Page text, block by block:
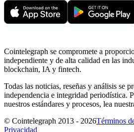
Cointelegraph se compromete a
independiente y de alta calidad en las
blockchain, IA y fintech.
Todas las noticias, reseñas y análisis se
independencia e integridad periodística.
nuestros estándares y procesos, lea
© Cointelegraph 2013 - 2026Términos
Privacidad